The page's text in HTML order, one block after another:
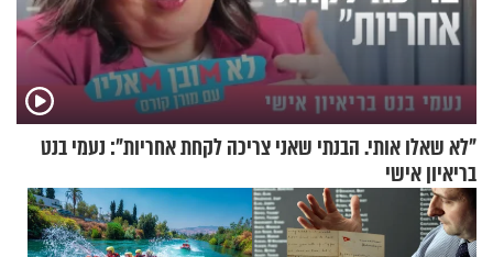
"לא שאלו אותי. הבנתי שאני צריכה לקחת אחריות": נעמי בנט
בריאיון אישי